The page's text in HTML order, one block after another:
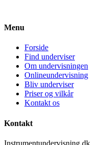
Menu
Forside
Find underviser
Om undervisningen
Onlineundervisning
Bliv underviser
Priser og vilkår
Kontakt os
Kontakt
Instrumentundervisning.dk